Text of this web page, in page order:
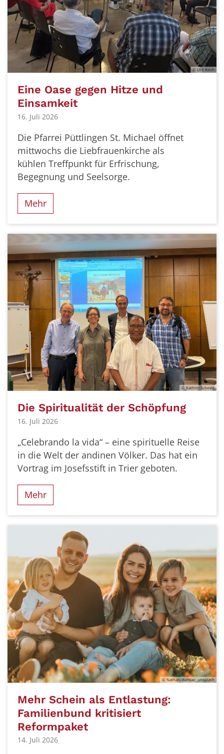
© Ute Kirch
Eine Oase gegen Hitze und
Einsamkeit
16. Juli 2026
Die Pfarrei Püttlingen St. Michael öffnet
mittwochs die Liebfrauenkirche als
kühlen Treffpunkt für Erfrischung,
Begegnung und Seelsorge.
Mehr
© Kathrin Schmitt
Die Spiritualität der Schöpfung
16. Juli 2026
„Celebrando la vida“ – eine spirituelle Reise
in die Welt der andinen Völker. Das hat ein
Vortrag im Josefsstift in Trier geboten.
Mehr
© Nathan-dumlao_unsplash
Mehr Schein als Entlastung:
Familienbund kritisiert
Reformpaket
14. Juli 2026